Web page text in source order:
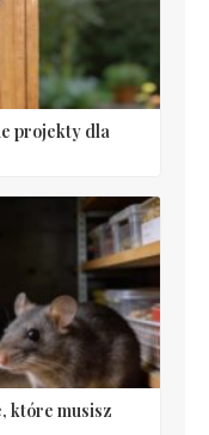
projekty dla
które musisz